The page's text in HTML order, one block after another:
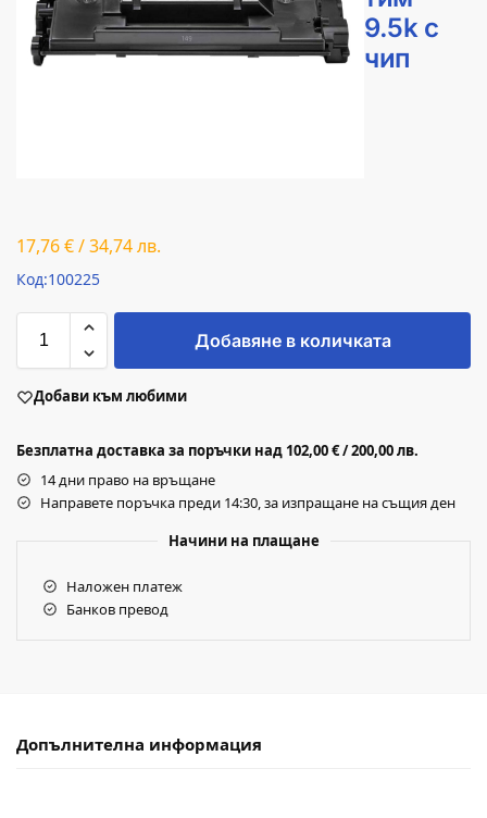
9.5k с
чип
17,76€/34,74лв.
Код:100225
Добавяне в количката
Добави към любими
Безплатна доставка за поръчки над 102,00 € / 200,00 лв.
14 дни право на връщане
Направете поръчка преди 14:30, за изпращане на същия ден
Начини на плащане
Наложен платеж
Банков превод
Допълнителна информация